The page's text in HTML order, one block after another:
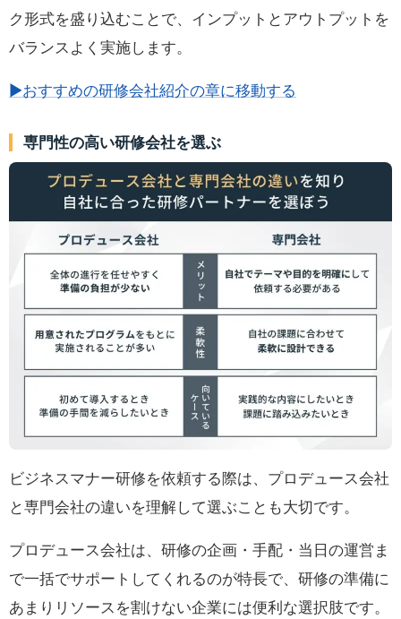
ク形式を盛り込むことで、インプットとアウトプットを
バランスよく実施します。
▶おすすめの研修会社紹介の章に移動する
専門性の高い研修会社を選ぶ
ビジネスマナー研修を依頼する際は、プロデュース会社
と専門会社の違いを理解して選ぶことも大切です。
プロデュース会社は、研修の企画・手配・当日の運営ま
で一括でサポートしてくれるのが特長で、研修の準備に
あまりリソースを割けない企業には便利な選択肢です。